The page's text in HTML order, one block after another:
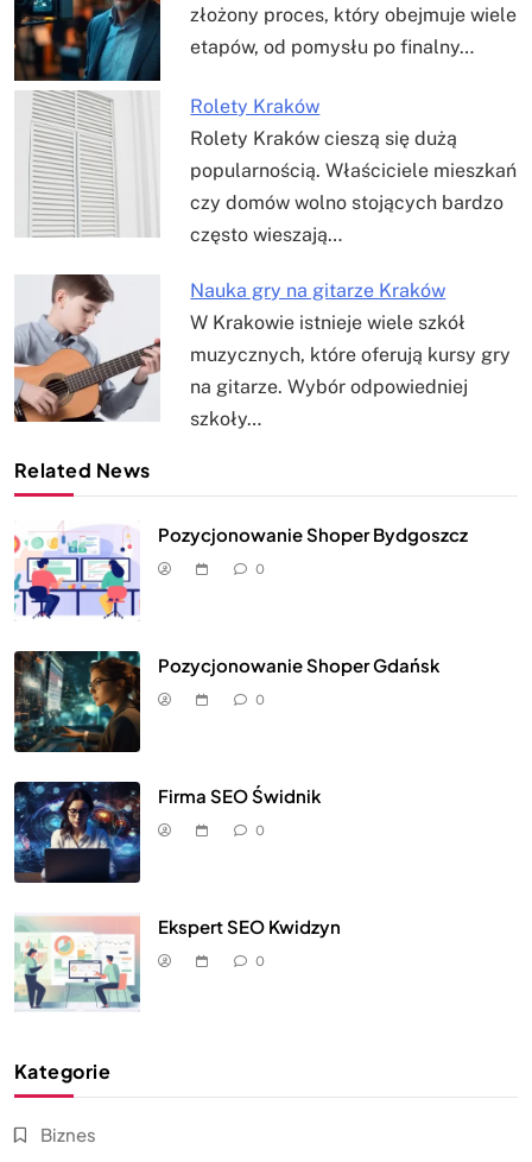
złożony proces, który obejmuje wiele
etapów, od pomysłu po finalny…
Rolety Kraków
Rolety Kraków cieszą się dużą
popularnością. Właściciele mieszkań
czy domów wolno stojących bardzo
często wieszają…
Nauka gry na gitarze Kraków
W Krakowie istnieje wiele szkół
muzycznych, które oferują kursy gry
na gitarze. Wybór odpowiedniej
szkoły…
Related News
Pozycjonowanie Shoper Bydgoszcz
0
Pozycjonowanie Shoper Gdańsk
0
Firma SEO Świdnik
0
Ekspert SEO Kwidzyn
0
Kategorie
Biznes